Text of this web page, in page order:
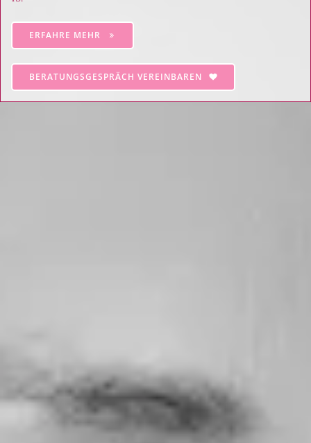
ERFAHRE MEHR
BERATUNGSGESPRÄCH VEREINBAREN